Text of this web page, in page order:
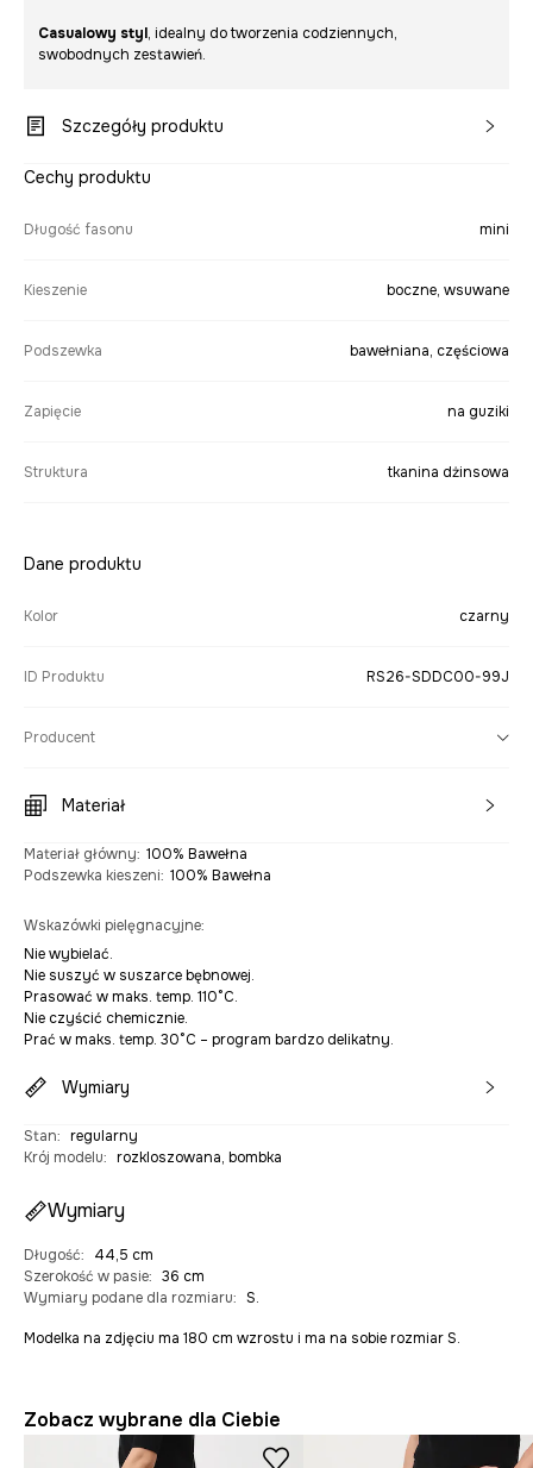
Casualowy styl, idealny do tworzenia codziennych,
swobodnych zestawień.
Szczegóły produktu
Cechy produktu
Długość fasonu mini
Kieszenie boczne, wsuwane
Podszewka bawełniana, częściowa
Zapięcie na guziki
Struktura tkanina dżinsowa
Dane produktu
Kolor czarny
ID Produktu RS26-SDDC00-99J
Producent
Materiał
Materiał główny: 100% Bawełna
Podszewka kieszeni: 100% Bawełna
Wskazówki pielęgnacyjne:
Nie wybielać.
Nie suszyć w suszarce bębnowej.
Prasować w maks. temp. 110°C.
Nie czyścić chemicznie.
Prać w maks. temp. 30°C – program bardzo delikatny.
Wymiary
Stan: regularny
Krój modelu: rozkloszowana, bombka
Wymiary
Długość:
44,5 cm
Szerokość w pasie: 36 cm
Wymiary podane dla rozmiaru: S.
Modelka na zdjęciu ma 180 cm wzrostu i ma na sobie rozmiar S.
Zobacz wybrane dla Ciebie